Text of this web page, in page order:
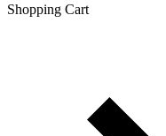
Shopping Сart